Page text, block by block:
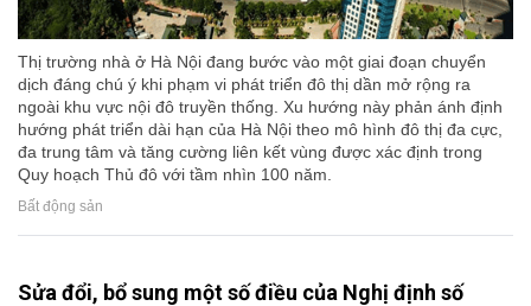
Thị trường nhà ở Hà Nội đang bước vào một giai đoạn chuyển
dịch đáng chú ý khi phạm vi phát triển đô thị dần mở rộng ra
ngoài khu vực nội đô truyền thống. Xu hướng này phản ánh định
hướng phát triển dài hạn của Hà Nội theo mô hình đô thị đa cực,
đa trung tâm và tăng cường liên kết vùng được xác định trong
Quy hoạch Thủ đô với tầm nhìn 100 năm.
Bất động sản
Sửa đổi, bổ sung một số điều của Nghị định số